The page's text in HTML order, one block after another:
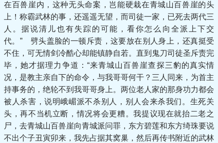
在百兽崖内，这种无头命案，岂能硬栽在青城山百兽崖的头
上！称霸武林的事，还遥遥无望，而司徒一家，已死去两代三
人。据说清儿也有失踪的可能，看你怎么向全派上下交
代。” 劈头盖脸的一顿斥责，这要放在别人身上，还真挺受
不住，可无情剑冷酷心却能镇静自若。直到鬼刀司徒圣斥责完
毕，她才据理力争道：“来青城山百兽崖查探三豹的真实情
况，是教主亲自下的命令，与我哥哥何干？三人同来，为首主
持事务的，绝轮不到我哥哥身上。两位老人家的那身功力都会
被人杀害，说明峨嵋派不杀别人，别人会来杀我们。生死关
头，再不当机立断，情况将会更糟。我提议现在就抬二老之
尸，去青城山百兽崖向青城派问罪，东方碧莲和东方绮珠要说
不出个子丑寅卯来，我先占据其窝巢，然后再传书附近的武林